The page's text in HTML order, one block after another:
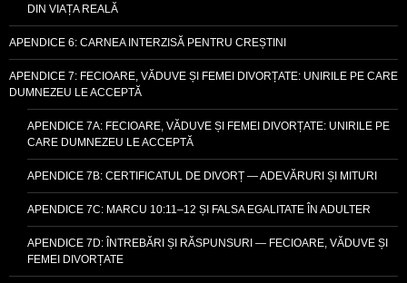
DIN VIAȚA REALĂ
APENDICE 6: CARNEA INTERZISĂ PENTRU CREȘTINI
APENDICE 7: FECIOARE, VĂDUVE ȘI FEMEI DIVORȚATE: UNIRILE PE CARE
DUMNEZEU LE ACCEPTĂ
APENDICE 7A: FECIOARE, VĂDUVE ȘI FEMEI DIVORȚATE: UNIRILE PE
CARE DUMNEZEU LE ACCEPTĂ
APENDICE 7B: CERTIFICATUL DE DIVORȚ — ADEVĂRURI ȘI MITURI
APENDICE 7C: MARCU 10:11–12 ȘI FALSA EGALITATE ÎN ADULTER
APENDICE 7D: ÎNTREBĂRI ȘI RĂSPUNSURI — FECIOARE, VĂDUVE ȘI
FEMEI DIVORȚATE